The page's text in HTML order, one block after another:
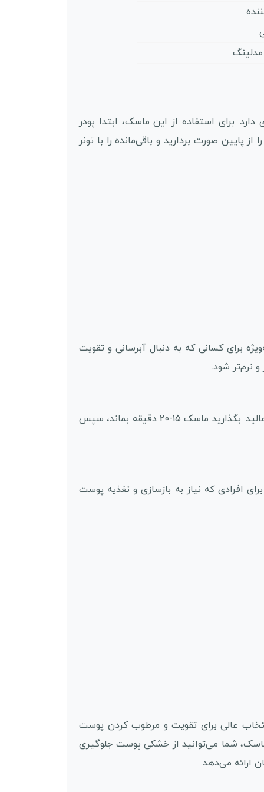
مدلینگ
برای استفاده از این ماسک، ابتدا پودر
صورت (و در صورت تمایل گردن) بگذارید. بعد از 15-20 دقیقه، ماسک را از پایین صورت بردارید و باقی‌مانده را با تونر
برای کسانی که به دنبال آبرسانی و تقویت
نرم‌تر شود.
استفاده از این ماسک بسیار ساده است. پودر کنسانتره را با ژل مدلینگ مخلوط کرده و روی پوست صورت و گردن بمالید. بگذارید ماسک 15-20 دقیقه بماند، سپس
افرادی که نیاز به بازسازی و تغذیه پوست
عالی برای تقویت و مرطوب کردن پوست
شما می‌توانید از خشکی پوست جلوگیری
ارائه می‌دهد.